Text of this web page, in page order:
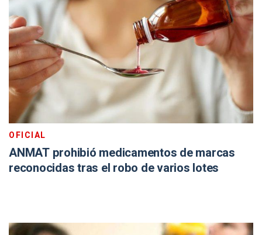
OFICIAL
ANMAT prohibió medicamentos de marcas
reconocidas tras el robo de varios lotes